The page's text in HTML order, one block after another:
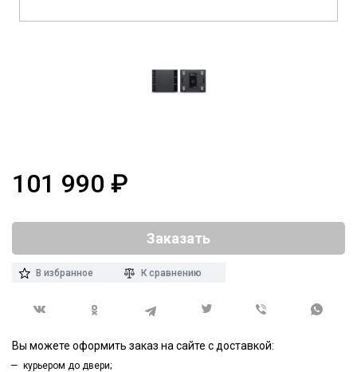
101 990 ₽
Заказать
В избранное К сравнению
Вы можете оформить заказ на сайте с доставкой:
курьером до двери;